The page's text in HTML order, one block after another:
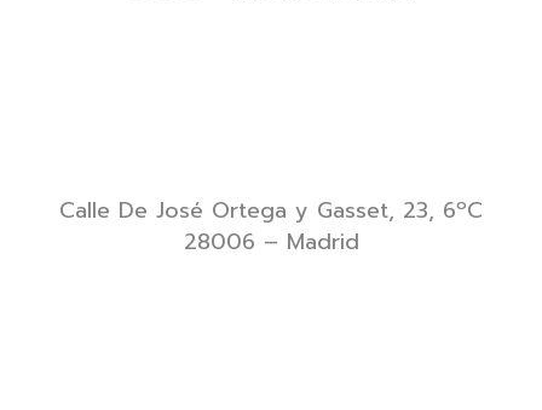
Calle De José Ortega y Gasset, 23, 6ºC
28006 – Madrid